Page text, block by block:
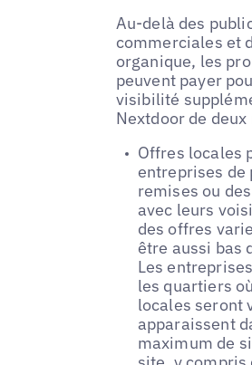
Au-delà des
commerciales et
organique, les
peuvent payer
visibilité
Nextdoor de
Offres locales
entreprises de
remises ou
avec leurs
des offres
être aussi bas
Les
les quartiers
locales seront
apparaissent
maximum de